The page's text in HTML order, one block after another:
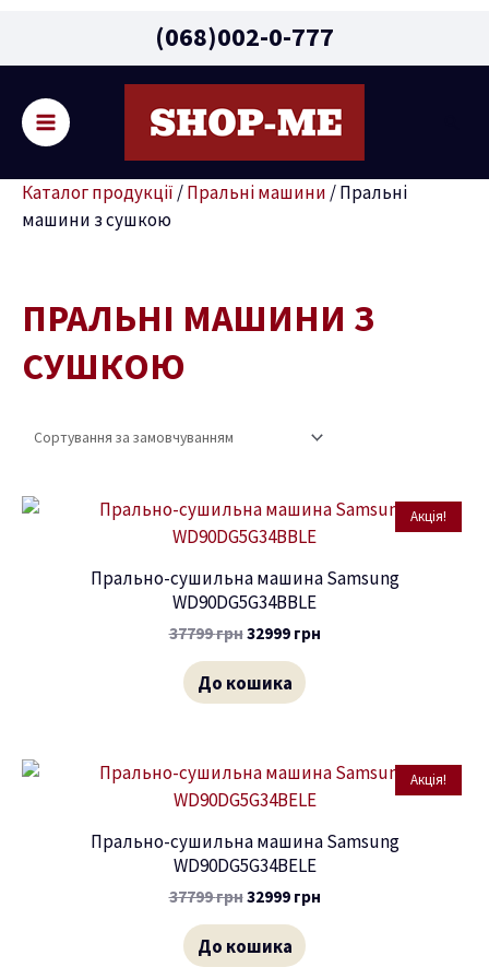
(068)002-0-777
Menu
Каталог продукції /Пральні машини /Пральні
машини з сушкою
ПРАЛЬНІ МАШИНИ З
СУШКОЮ
Акція!
Прально-сушильна машина Samsung
WD90DG5G34BBLE
37799грн32999 грн
До кошика
Акція!
Прально-сушильна машина Samsung
WD90DG5G34BELE
37799грн32999 грн
До кошика